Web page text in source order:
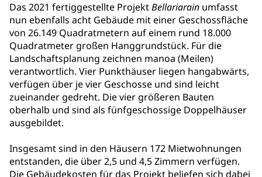
Das 2021 fertiggestellte ProjektBellariarain umfasst
nun ebenfalls acht Gebäude mit einer Geschossfläche
von 26.149 Quadratmetern auf einem rund 18.000
Quadratmeter großen Hanggrundstück. Für die
Landschaftsplanung zeichnen manoa (Meilen)
verantwortlich. Vier Punkthäuser liegen hangabwärts,
verfügen über je vier Geschosse und sind leicht
zueinander gedreht. Die vier größeren Bauten
oberhalb und sind als fünfgeschossige Doppelhäuser
ausgebildet.
Insgesamt sind in den Häusern 172 Mietwohnungen
entstanden, die über 2,5 und 4,5 Zimmern verfügen.
Die Gebäudekosten für das Projekt beliefen sich dabei